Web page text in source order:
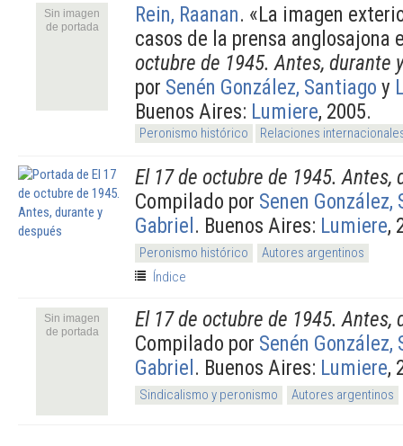
Sin imagen
de portada
Rein, Raanan. «La imagen
casos de la prensa anglosajona
octubre de 1945. Antes, durante
por Senén González, Santiago y
Buenos Aires: Lumiere, 2005.
Peronismo histórico Relaciones
El 17 de octubre de 1945. Antes,
Compilado por Senen González,
Gabriel. Buenos Aires: Lumiere,
Peronismo histórico
Autores argentinos
Índice
Sin imagen
de portada
El 17 de octubre de 1945. Antes,
Compilado por Senén González,
Gabriel. Buenos Aires: Lumiere,
Sindicalismo y peronismo Autores argentinos